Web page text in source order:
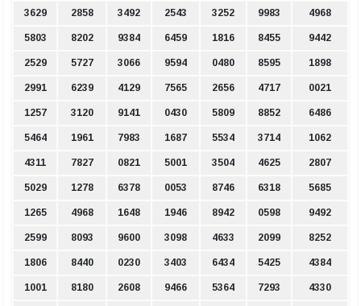
3629 2858 3492 2543 3252 9983 4968
5803 8202 9384 6459 1816 8455 9442
2529 5727 3066 9594 0480 8595 1898
2991 6239 4129 7565 2656 4717 0021
1257 3120 9141 0430 5809 8852 6486
5464 1961 7983 1687 5534 3714 1062
4311 7827 0821 5001 3504 4625 2807
5029 1278 6378 0053 8746 6318 5685
1265 4968 1648 1946 8942 0598 9492
2599 8093 9600 3098 4633 2099 8252
1806 8440 0230 3403 6434 5425 4384
1001 8180 2608 9466 5364 7293 4330